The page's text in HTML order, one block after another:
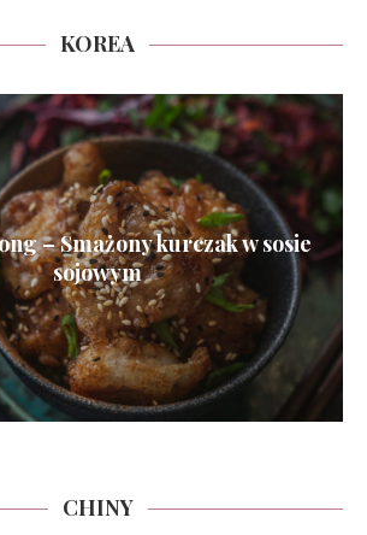
KOREA
– Smażony kurczak w sosie
sojowym
CHINY